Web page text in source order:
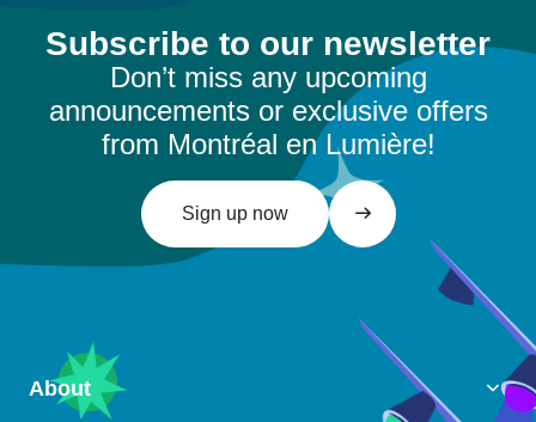
Subscribe to our newsletter
Don’t miss any upcoming
announcements or exclusive offers
from Montréal en Lumière!
Sign up now
About